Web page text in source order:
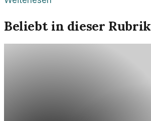
Beliebt in dieser Rubrik